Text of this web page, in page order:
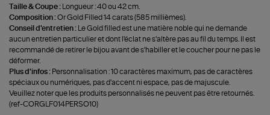
Taille & Coupe :
Longueur : 40 ou 42 cm.
Composition :Or Gold Filled 14 carats (585 millièmes).
Conseil d'entretien :
Le Gold filled est une matière noble qui ne demande
aucun entretien particulier et dont l'éclat ne s'altère pas au fil du temps. Il est
recommandé de retirer le bijou avant de s'habiller et le coucher pour ne pas le
déformer.
Plus d'infos : Personnalisation : 10 caractères maximum, pas de caractères
spéciaux ou numériques, pas d'accent ni espace, pas de majuscule.
Veuillez noter que les produits personnalisés ne peuvent pas être retournés.
(ref-CORGLF014PERSO10)